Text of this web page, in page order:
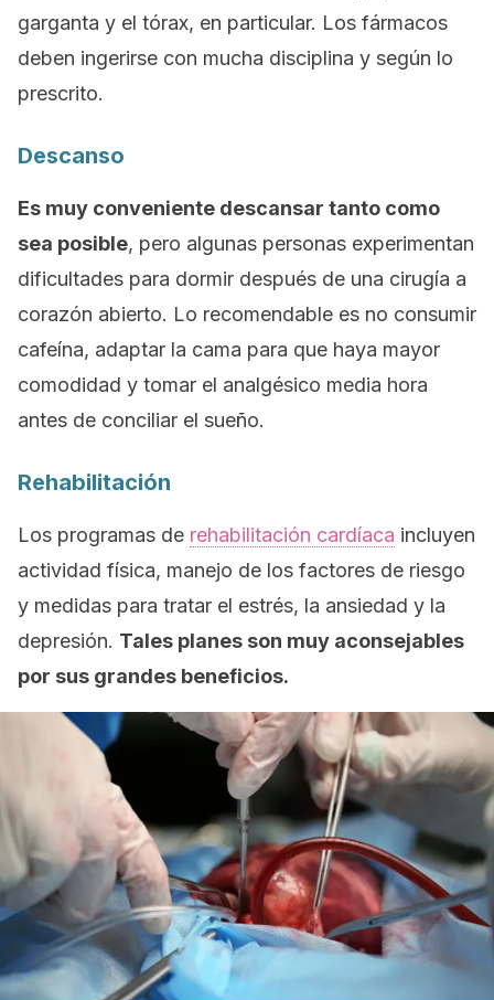
garganta y el tórax, en particular. Los fármacos
deben ingerirse con mucha disciplina y según lo
prescrito.
Descanso
Es muy conveniente descansar tanto como
sea posible, pero algunas personas experimentan
dificultades para dormir después de una cirugía a
corazón abierto. Lo recomendable es no consumir
cafeína, adaptar la cama para que haya mayor
comodidad y tomar el analgésico media hora
antes de conciliar el sueño.
Rehabilitación
Los programas de rehabilitación cardíaca incluyen
actividad física, manejo de los factores de riesgo
y medidas para tratar el estrés, la ansiedad y la
depresión. Tales planes son muy aconsejables
por sus grandes beneficios.